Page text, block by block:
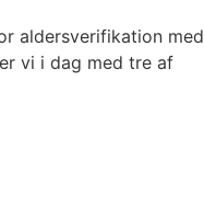
aldersverifikation med
vi i dag med tre af